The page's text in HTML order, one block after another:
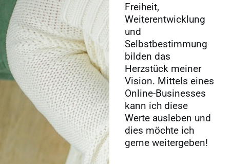
Freiheit,
Weiterentwicklung
und
Selbstbestimmung
bilden das
Herzstück meiner
Vision. Mittels eines
Online-Businesses
kann ich diese
Werte ausleben und
dies möchte ich
gerne weitergeben!